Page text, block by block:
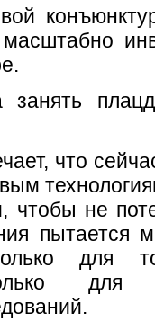
занять
что
чтобы не
пытается
для
для